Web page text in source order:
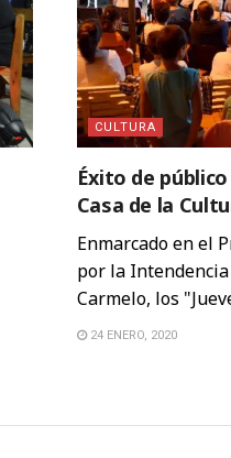
CULTURA
Éxito de
Casa de la
Enmarcado en el
por la
Carmelo, los
24 ENERO, 2020